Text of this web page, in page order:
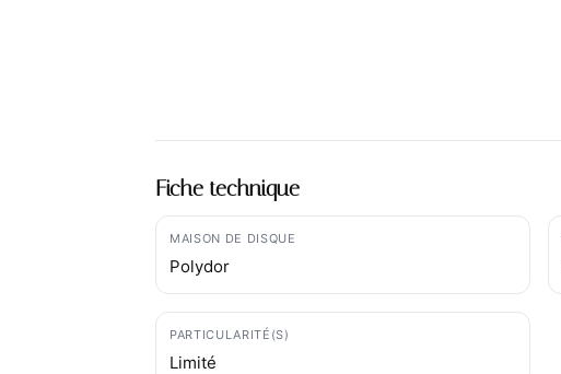
Fiche technique
MAISON DE DISQUE
Polydor
PARTICULARITÉ(S)
Limité